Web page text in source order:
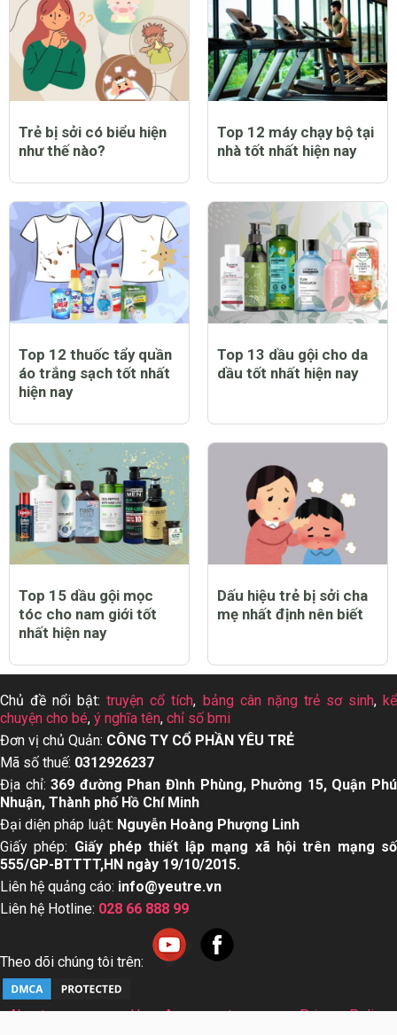
Trẻ bị sởi có biểu hiện
như thế nào?
Top 12 máy chạy bộ tại
nhà tốt nhất hiện nay
Top 12 thuốc tẩy quần
áo trắng sạch tốt nhất
hiện nay
Top 13 dầu gội cho da
dầu tốt nhất hiện nay
Top 15 dầu gội mọc
tóc cho nam giới tốt
nhất hiện nay
Dấu hiệu trẻ bị sởi cha
mẹ nhất định nên biết
Chủ đề nổi bật:truyện cổ tích, bảng cân nặng trẻ sơ sinh, kể
chuyện cho bé, ý nghĩa tên, chỉ số bmi
Đơn vị chủ Quản: CÔNG TY CỔ PHẦN YÊU TRẺ
Mã số thuế: 0312926237
Địa chỉ:369 đường Phan Đình Phùng, Phường 15, Quận Phú
Nhuận, Thành phố Hồ Chí Minh
Đại diện pháp luật: Nguyễn Hoàng Phượng Linh
Giấy phép: Giấy phép thiết lập mạng xã hội trên mạng số
555/GP-BTTTT,HN ngày 19/10/2015.
Liên hệ quảng cáo: info@yeutre.vn
Liên hệ Hotline: 028 66 888 99
Theo dõi chúng tôi trên:
About us User Agreement
Privacy Policy